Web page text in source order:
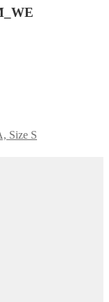
Size S